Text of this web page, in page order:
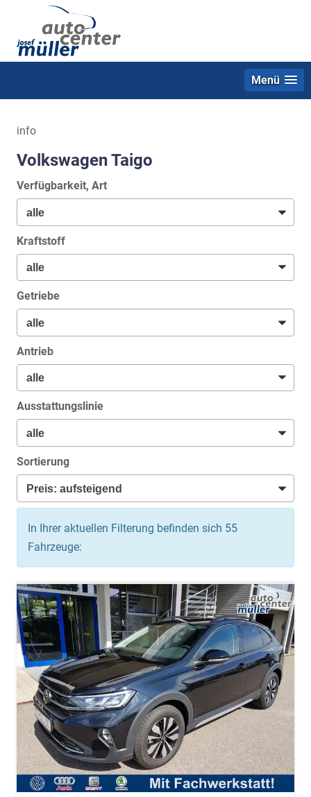
Menü
info
Volkswagen Taigo
Verfügbarkeit, Art
Kraftstoff
Getriebe
Antrieb
Ausstattungslinie
Sortierung
In Ihrer aktuellen Filterung befinden sich 55
Fahrzeuge: